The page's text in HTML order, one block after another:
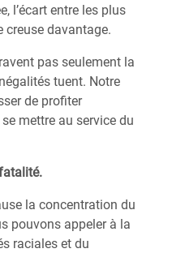
l’écart entre les plus
creuse davantage.
pas seulement la
tuent. Notre
de profiter
mettre au service du
la concentration du
pouvons appeler à la
raciales et du